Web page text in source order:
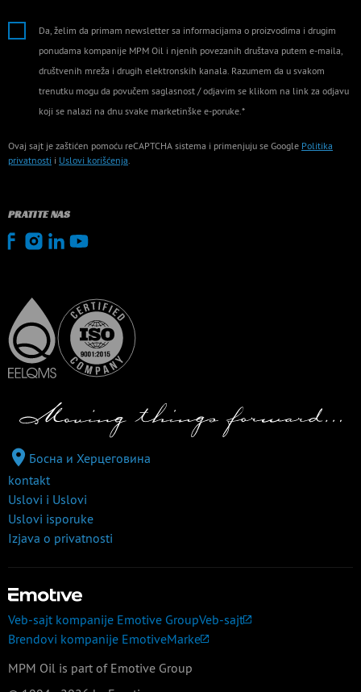
Da, želim da primam newsletter sa informacijama o proizvodima i drugim
ponudama kompanije MPM Oil i njenih povezanih društava putem e-maila,
društvenih mreža i drugih elektronskih kanala. Razumem da u svakom
trenutku mogu da povučem saglasnost / odjavim se klikom na link za odjavu
koji se nalazi na dnu svake marketinške e-poruke.*
Ovaj sajt je zaštićen pomoću reCAPTCHA sistema i primenjuju se Google Politika
privatnosti i Uslovi korišćenja.
PRATITE NAS
Босна и Херцеговина
kontakt
Uslovi i Uslovi
Uslovi isporuke
Izjava o privatnosti
Veb-sajt kompanije Emotive GroupVeb-sajt
Brendovi kompanije EmotiveMarke
MPM Oil is part of Emotive Group